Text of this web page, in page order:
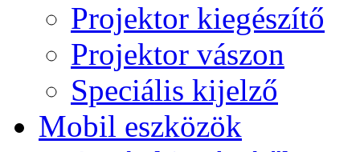
Projektor kiegészítő
Projektor vászon
Speciális kijelző
Mobil eszközök